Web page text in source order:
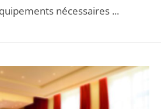
nécessaires ...